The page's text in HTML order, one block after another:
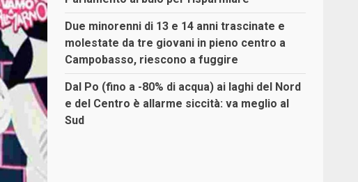
Due minorenni di 13 e 14 anni trascinate e
molestate da tre giovani in pieno centro a
Campobasso, riescono a fuggire
Dal Po (fino a -80% di acqua) ai laghi del Nord
e del Centro è allarme siccità: va meglio al
Sud